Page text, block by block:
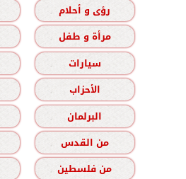
رؤى و أحلام
مرأة و طفل
سيارات
الأحزاب
البرلمان
من القدس
من فلسطين